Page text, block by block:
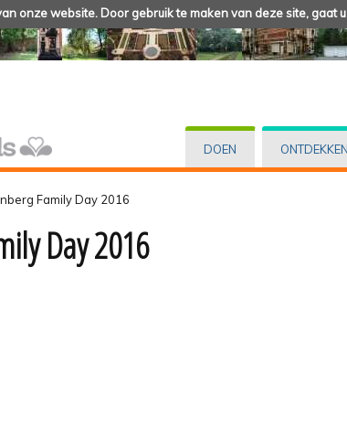
onze website. Door gebruik te maken van deze site, gaat
DOEN ONTDEKKEN
Family Day 2016
Day 2016